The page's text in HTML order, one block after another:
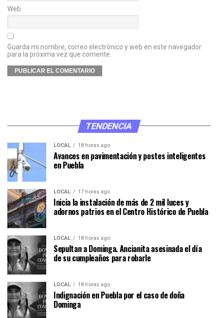
Web
Guarda mi nombre, correo electrónico y web en este navegador
para la próxima vez que comente.
TENDENCIA
LOCAL 18 horas ago
Avances en pavimentación y postes inteligentes
en Puebla
LOCAL 17 horas ago
Inicia la instalación de más de 2 mil luces y
adornos patrios en el Centro Histórico de Puebla
LOCAL 18 horas ago
Sepultan a Dominga. Ancianita asesinada el día
de su cumpleaños para robarle
LOCAL 18 horas ago
Indignación en Puebla por el caso de doña
Dominga